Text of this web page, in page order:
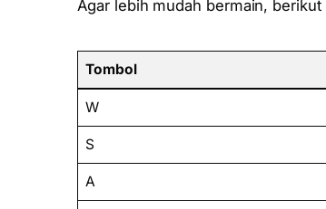
Agar lebih mudah bermain,
Tombol
W
S
A